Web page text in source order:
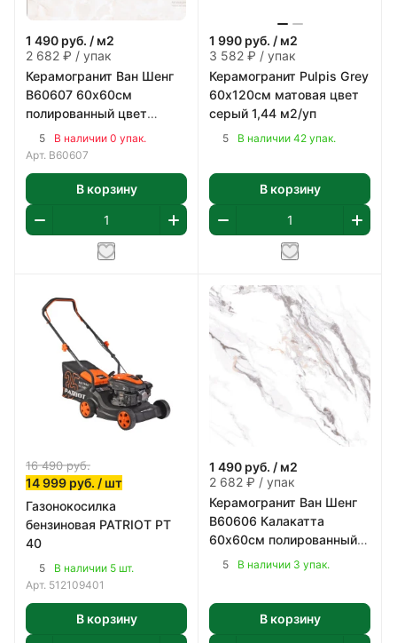
1 490 руб. / м2
2 682 ₽ / упак
Керамогранит Ван Шенг
В60607 60х60см
полированный цвет
бежево-коричневый 1,8
м2/уп
5
В наличии 0 упак.
Арт. В60607
В корзину
1 990 руб. / м2
3 582 ₽ / упак
Керамогранит Pulpis Grey
60х120см матовая цвет
серый 1,44 м2/уп
5 В наличии 42 упак.
В корзину
16 490руб.
14 999 руб. / шт
Газонокосилка
бензиновая PATRIOT PT
40
5
В наличии 5 шт.
Арт. 512109401
В корзину
1 490 руб. / м2
2 682 ₽ / упак
Керамогранит Ван Шенг
В60606 Калакатта
60х60см полированный
цвет бело-серый 1,8 м2/
5 В наличии 3 упак.
В корзину